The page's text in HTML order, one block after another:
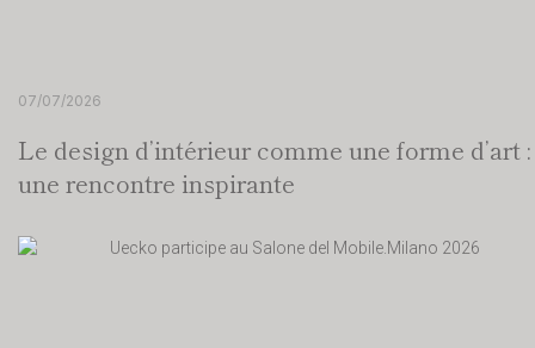
07/07/2026
Le design d’intérieur comme une forme d’art :
une rencontre inspirante